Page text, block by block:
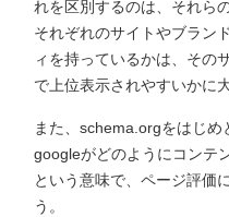
れを区別するのは、それら
それぞれのサイトやブラン
ィを持っているかは、その
で上位表示されやすいかに
また、schema.orgをはじめ
googleがどのようにコンテ
という意味で、ページ評価
う。